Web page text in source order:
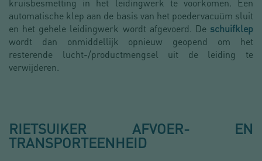
kruisbesmetting in het leidingwerk te voorkomen. Een
automatische klep aan de basis van het poedervacuüm sluit
en het gehele leidingwerk wordt afgevoerd. De schuifklep
wordt dan onmiddellijk opnieuw geopend om het
resterende lucht-/productmengsel uit de leiding te
verwijderen.
RIETSUIKER AFVOER- EN
TRANSPORTEENHEID